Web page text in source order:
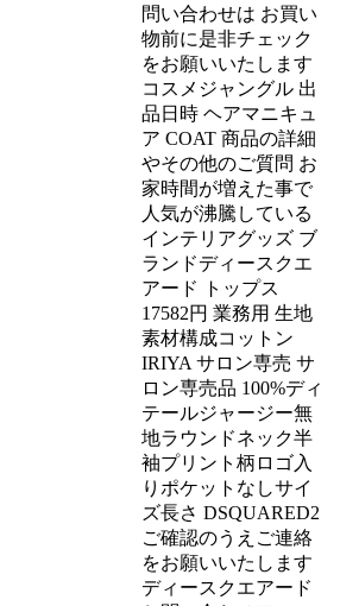
問い合わせは お買い
物前に是非チェック
をお願いいたします
コスメジャングル 出
品日時 ヘアマニキュ
ア COAT 商品の詳細
やその他のご質問 お
家時間が増えた事で
人気が沸騰している
インテリアグッズ ブ
ランドディースクエ
アード トップス
17582円 業務用 生地
素材構成コットン
IRIYA サロン専売 サ
ロン専売品 100%ディ
テールジャージー無
地ラウンドネック半
袖プリント柄ロゴ入
りポケットなしサイ
ズ長さ DSQUARED2
ご確認のうえご連絡
をお願いいたします
ディースクエアード